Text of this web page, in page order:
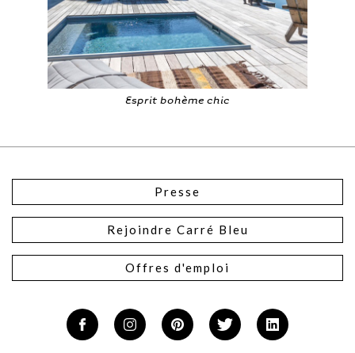
Esprit bohème chic
Presse
Rejoindre Carré Bleu
Offres d'emploi